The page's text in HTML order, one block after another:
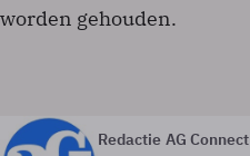
worden gehouden.
Redactie AG Connect